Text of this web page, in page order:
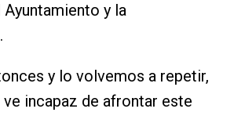
y la
y lo volvemos a repetir,
incapaz de afrontar este